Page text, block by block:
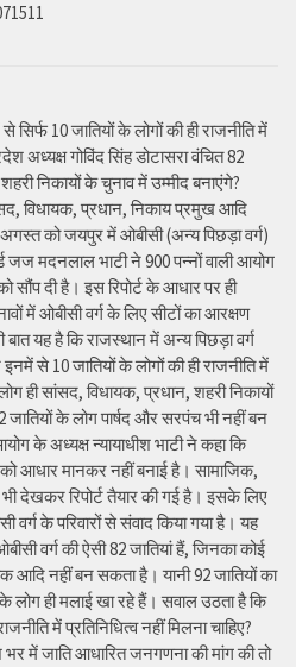
10 जातियों के लोगों की ही राजनीति में
अध्यक्ष गोविंद सिंह डोटासरा वंचित 82
निकायों के चुनाव में उम्मीद बनाएंगे?
विधायक, प्रधान, निकाय प्रमुख आदि
को जयपुर में ओबीसी (अन्य पिछड़ा वर्ग)
जज मदनलाल भाटी ने 900 पन्नों वाली आयोग
सौंप दी है। इस रिपोर्ट के आधार पर ही
में ओबीसी वर्ग के लिए सीटों का आरक्षण
बात यह है कि राजस्थान में अन्य पिछड़ा वर्ग
से 10 जातियों के लोगों की ही राजनीति में
ही सांसद, विधायक, प्रधान, शहरी निकायों
के लोग पार्षद और सरपंच भी नहीं बन
के अध्यक्ष न्यायाधीश भाटी ने कहा कि
आधार मानकर नहीं बनाई है। सामाजिक,
देखकर रिपोर्ट तैयार की गई है। इसके लिए
के परिवारों से संवाद किया गया है। यह
वर्ग की ऐसी 82 जातियां हैं, जिनका कोई
आदि नहीं बन सकता है। यानी 92 जातियों का
लोग ही मलाई खा रहे हैं। सवाल उठता है कि
में प्रतिनिधित्व नहीं मिलना चाहिए?
में जाति आधारित जनगणना की मांग की तो